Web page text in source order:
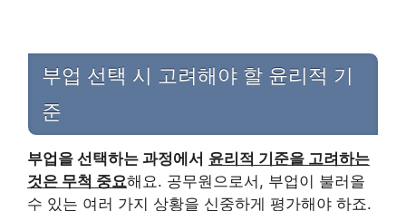
부업 선택 시 고려해야 할 윤리적 기
준
부업을 선택하는 과정에서 윤리적 기준을 고려하는
것은 무척 중요해요. 공무원으로서, 부업이 불러올
수 있는 여러 가지 상황을 신중하게 평가해야 하죠.